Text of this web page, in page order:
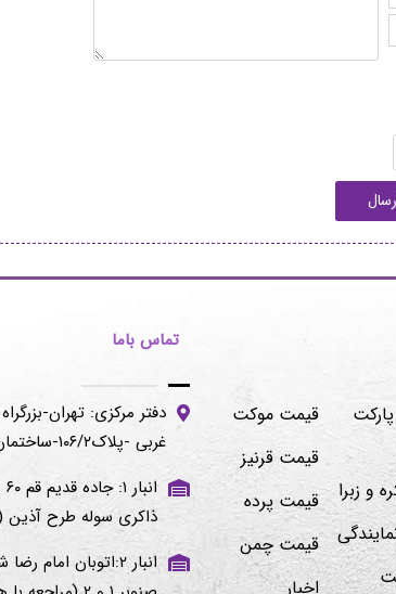
و زبرا
قیمت موکت
قیمت قرنیز
قیمت پرده
قیمت چمن
اخبار
تماس باما
دفتر مرکزی: تهران-
غربی -پلاک۱۰۶/۲-ساختمان مهستان-طبقه۴-واحد ۱۶
ذاکری سوله طرح آذین
انبار ۲:اتوبان